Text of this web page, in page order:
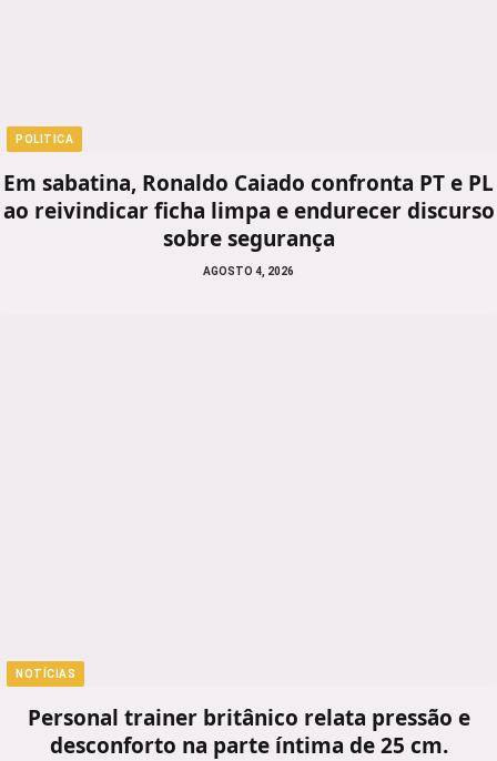
POLITICA
Em sabatina, Ronaldo Caiado confronta PT e PL
ao reivindicar ficha limpa e endurecer discurso
sobre segurança
AGOSTO 4, 2026
NOTÍCIAS
Personal trainer britânico relata pressão e
desconforto na parte íntima de 25 cm.